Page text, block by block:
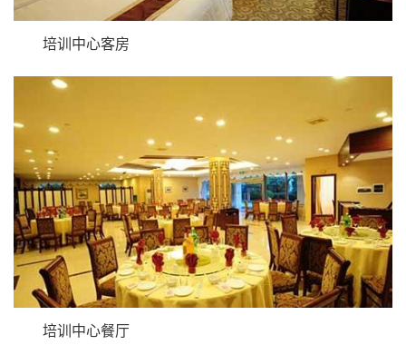
培训中心客房
培训中心餐厅